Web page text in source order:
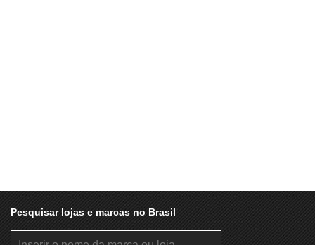
Pesquisar lojas e marcas no Brasil